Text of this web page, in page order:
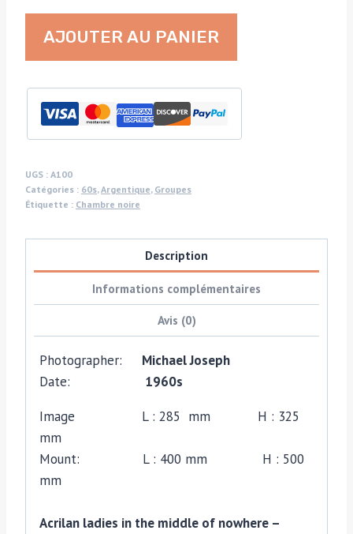
Sixties
country
roadblock,
funky
clothing
advert,
rebellious
sunglass-
with
Michael
Joseph
AJOUTER AU PANIER
UGS : A100
Catégories : 60s,Argentique, Groupes
Étiquette : Chambre noire
Description
Informations complémentaires
Avis (0)
Photographer: Michael Joseph
Date: 1960s
Image L : 285 mm H : 325
mm
Mount: L : 400 mm H : 500
mm
Acrilan ladies in the middle of nowhere –